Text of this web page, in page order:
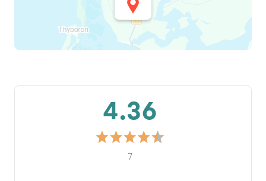
4.36
7